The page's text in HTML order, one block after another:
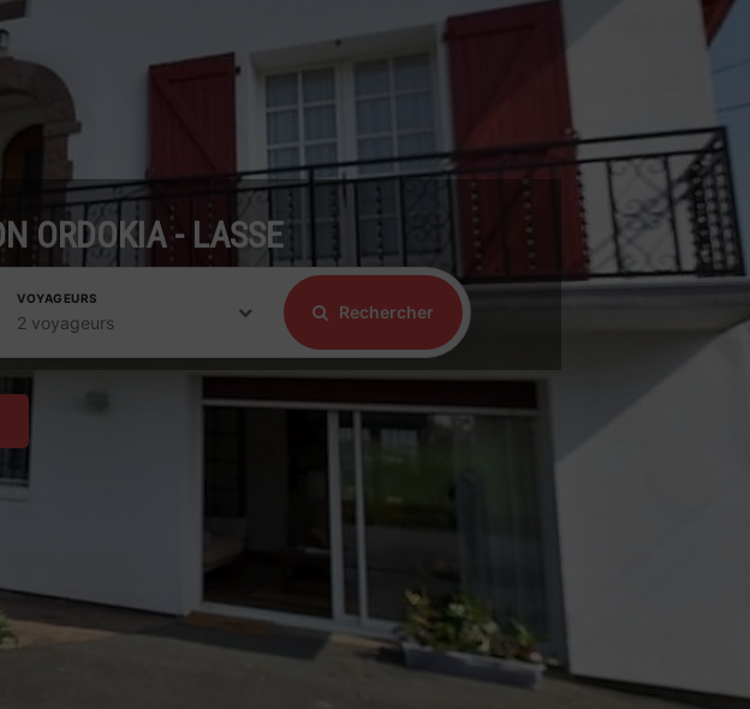
ORDOKIA - LASSE
VOYAGEURS
2 voyageurs
Rechercher